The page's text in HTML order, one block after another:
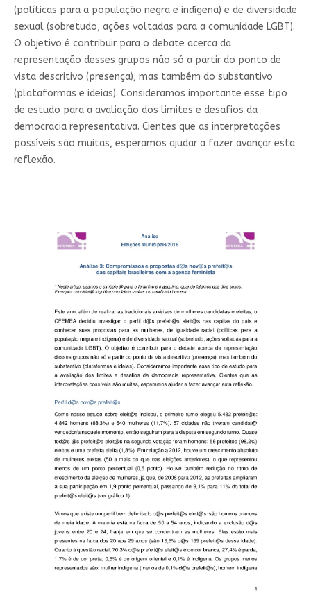
(políticas para a população negra e indígena) e de diversidade
sexual (sobretudo, ações voltadas para a comunidade LGBT).
O objetivo é contribuir para o debate acerca da
representação desses grupos não só a partir do ponto de
vista descritivo (presença), mas também do substantivo
(plataformas e ideias). Consideramos importante esse tipo
de estudo para a avaliação dos limites e desafios da
democracia representativa. Cientes que as interpretações
possíveis são muitas, esperamos ajudar a fazer avançar esta
reflexão.